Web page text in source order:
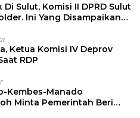
Sulut, Komisi II DPRD Sulut
Ini Yang Disampaikan
Ketua Komisi IV Deprov
RDP
Kembes-Manado
Minta Pemerintah Beri